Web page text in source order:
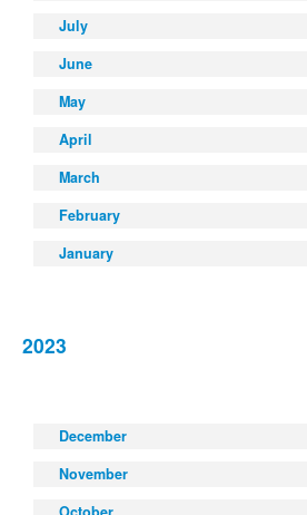
July
June
May
April
March
February
January
2023
December
November